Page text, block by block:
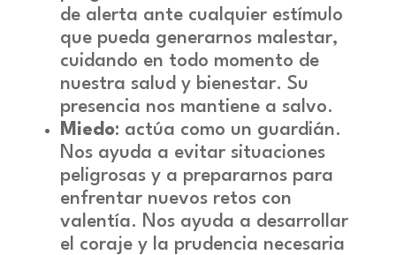
de alerta ante cualquier estímulo
que pueda generarnos malestar,
cuidando en todo momento de
nuestra salud y bienestar. Su
presencia nos mantiene a salvo.
Miedo: actúa como un guardián.
Nos ayuda a evitar situaciones
peligrosas y a prepararnos para
enfrentar nuevos retos con
valentía. Nos ayuda a desarrollar
el coraje y la prudencia necesaria